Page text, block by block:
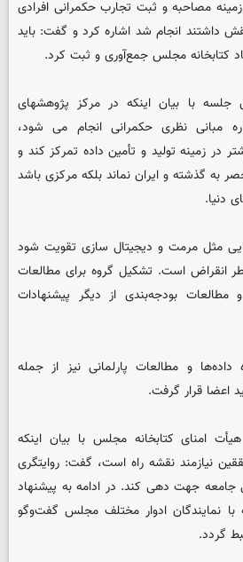
مصاحبه و ثبت تجارب حکمرانی افرادی
داشتند انجام شد اشاره کرد و گفت: باید
کتابخانه مجلس جمع‌آوری و ثبت کرد.
جلسه با بیان اینکه در مرکز پژوهشهای
مبانی نظری حکمرانی انجام می شود،
در زمینه تولید و تأمین داده تمرکز کند و
به گذشته و ایران نماند بلکه مرکزی باشد
دنیا.
مثل مرمت و دیجیتال سازی تقویت شود
انقراض است. تشکیل گروه برای مطالعات
مطالعات بودجه‌بندی از دیگر پیشنهادات
داده‌ها و مطالعات پارلمانی نیز از جمله
اعضا قرار گرفت.
امنای کتابخانه مجلس با بیان اینکه
نیازمند نقشه راه است، گفت: روایتگری
جامعه جهت دهی کند. در ادامه به پیشنهاد
نمایندگان ادوار مختلف مجلس گفت‌وگو
گردد.